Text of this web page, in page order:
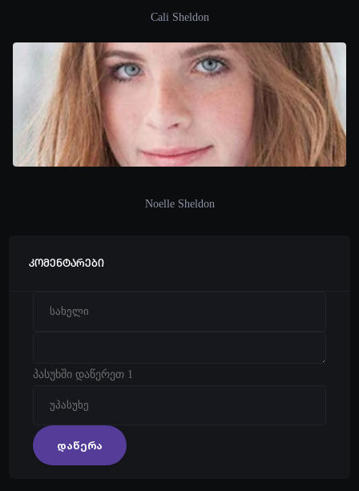
Cali Sheldon
Noelle Sheldon
კომენტარები
პასუხში დაწერეთ 1
დაწერა